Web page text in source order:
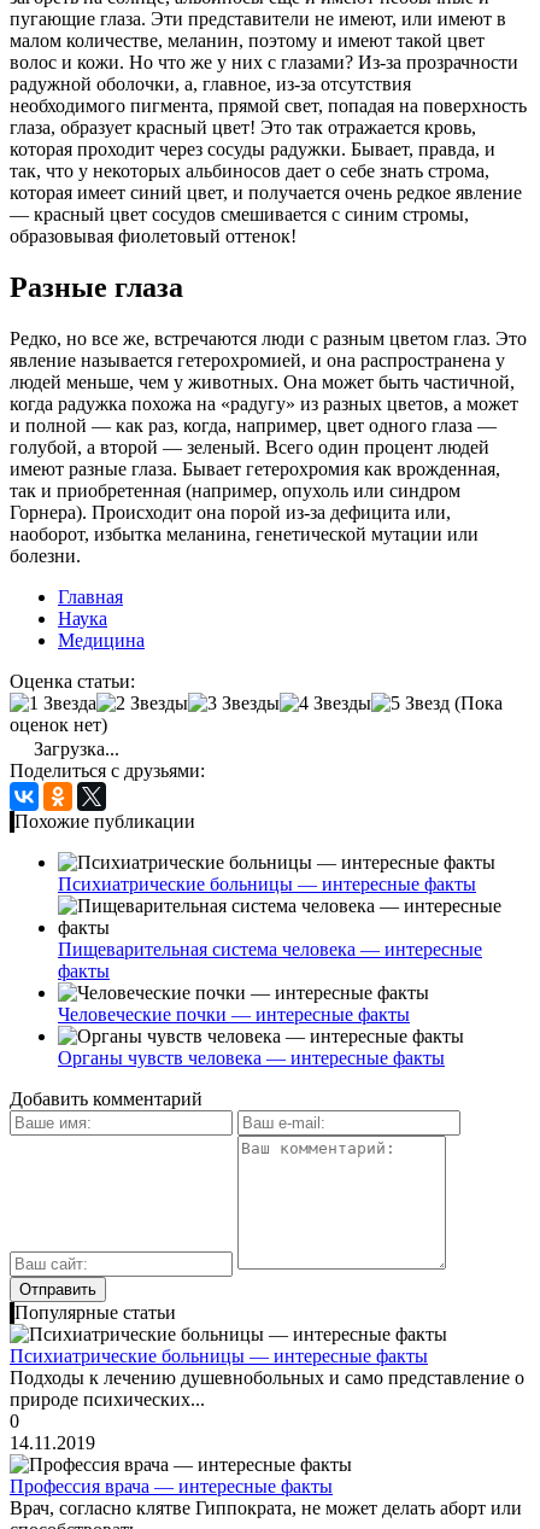
пугающие глаза. Эти представители не имеют, или имеют в
малом количестве, меланин, поэтому и имеют такой цвет
волос и кожи. Но что же у них с глазами? Из-за прозрачности
радужной оболочки, а, главное, из-за отсутствия
необходимого пигмента, прямой свет, попадая на поверхность
глаза, образует красный цвет! Это так отражается кровь,
которая проходит через сосуды радужки. Бывает, правда, и
так, что у некоторых альбиносов дает о себе знать строма,
которая имеет синий цвет, и получается очень редкое явление
— красный цвет сосудов смешивается с синим стромы,
образовывая фиолетовый оттенок!
Разные глаза
Редко, но все же, встречаются люди с разным цветом глаз. Это
явление называется гетерохромией, и она распространена у
людей меньше, чем у животных. Она может быть частичной,
когда радужка похожа на «радугу» из разных цветов, а может
и полной — как раз, когда, например, цвет одного глаза —
голубой, а второй — зеленый. Всего один процент людей
имеют разные глаза. Бывает гетерохромия как врожденная,
так и приобретенная (например, опухоль или синдром
Горнера). Происходит она порой из-за дефицита или,
наоборот, избытка меланина, генетической мутации или
болезни.
Главная
Наука
Медицина
Оценка статьи:
(Пока
оценок нет)
Загрузка...
Поделиться с друзьями:
Похожие публикации
Психиатрические больницы — интересные факты
Пищеварительная система человека — интересные
факты
Человеческие почки — интересные факты
Органы чувств человека — интересные факты
Добавить комментарий
Популярные статьи
Психиатрические больницы — интересные факты
Подходы к лечению душевнобольных и само представление о
природе психических...
0
14.11.2019
Профессия врача — интересные факты
Врач, согласно клятве Гиппократа, не может делать аборт или